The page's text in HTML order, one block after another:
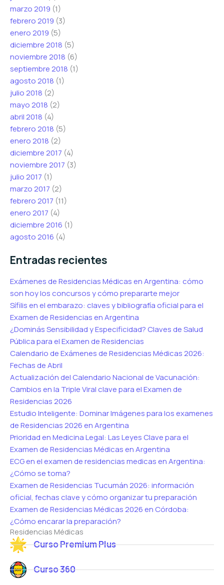
marzo 2019 (1)
febrero 2019 (3)
enero 2019 (5)
diciembre 2018 (5)
noviembre 2018 (6)
septiembre 2018 (1)
agosto 2018 (1)
julio 2018 (2)
mayo 2018 (2)
abril 2018 (4)
febrero 2018 (5)
enero 2018 (2)
diciembre 2017 (4)
noviembre 2017 (3)
julio 2017 (1)
marzo 2017 (2)
febrero 2017 (11)
enero 2017 (4)
diciembre 2016 (1)
agosto 2016 (4)
Entradas recientes
Exámenes de Residencias Médicas en Argentina: cómo
son hoy los concursos y cómo prepararte mejor
Sífilis en el embarazo: claves y bibliografía oficial para el
Examen de Residencias en Argentina
¿Dominás Sensibilidad y Especificidad? Claves de Salud
Pública para el Examen de Residencias
Calendario de Exámenes de Residencias Médicas 2026:
Fechas de Abril
Actualización del Calendario Nacional de Vacunación:
Cambios en la Triple Viral clave para el Examen de
Residencias 2026
Estudio Inteligente: Dominar Imágenes para los examenes
de Residencias 2026 en Argentina
Prioridad en Medicina Legal: Las Leyes Clave para el
Examen de Residencias Médicas en Argentina
ECG en el examen de residencias medicas en Argentina:
¿Cómo se toma?
Examen de Residencias Tucumán 2026: información
oficial, fechas clave y cómo organizar tu preparación
Examen de Residencias Médicas 2026 en Córdoba:
¿Cómo encarar la preparación?
Residencias Médicas
Curso Premium Plus
Curso 360